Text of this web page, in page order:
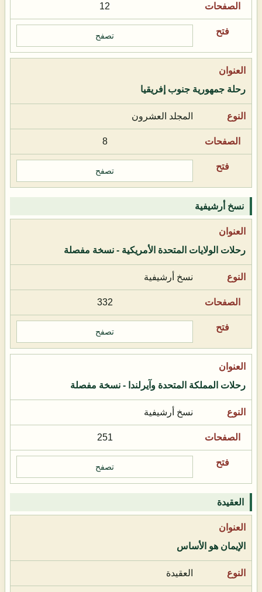
12
تصفح
رحلة جمهورية جنوب إفريقيا
المجلد العشرون
8
تصفح
نسخ أرشيفية
رحلات الولايات المتحدة الأمريكية - نسخة مفصلة
نسخ أرشيفية
332
تصفح
رحلات المملكة المتحدة وآيرلندا - نسخة مفصلة
نسخ أرشيفية
251
تصفح
العقيدة
الإيمان هو الأساس
العقيدة